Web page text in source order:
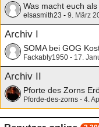
Was macht euch
elsasmith23 - 9. März
Archiv I
SOMA bei GOG
Fackably1950 - 17.
Archiv II
Pforte des Zorns
Pforde-des-zorns - 4.